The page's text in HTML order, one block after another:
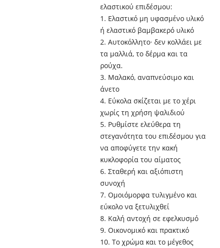
ελαστικού επιδέσμου:
1. Ελαστικό μη υφασμένο υλικό
ή ελαστικό βαμβακερό υλικό
2. Αυτοκόλλητο· δεν κολλάει με
τα μαλλιά, το δέρμα και τα
ρούχα.
3. Μαλακό, αναπνεύσιμο και
άνετο
4. Εύκολα σκίζεται με το χέρι
χωρίς τη χρήση ψαλιδιού
5. Ρυθμίστε ελεύθερα τη
στεγανότητα του επιδέσμου για
να αποφύγετε την κακή
κυκλοφορία του αίματος
6. Σταθερή και αξιόπιστη
συνοχή
7. Ομοιόμορφα τυλιγμένο και
εύκολο να ξετυλιχθεί
8. Καλή αντοχή σε εφελκυσμό
9. Οικονομικό και πρακτικό
10. Το χρώμα και το μέγεθος